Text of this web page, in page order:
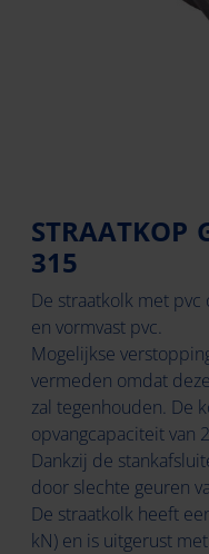
STRAATKOP
315
De straatkolk met
en vormvast pvc.
Mogelijkse
vermeden omdat
zal tegenhouden. De
opvangcapaciteit van
Dankzij de
door slechte geuren
De straatkolk heeft
kN) en is uitgerust